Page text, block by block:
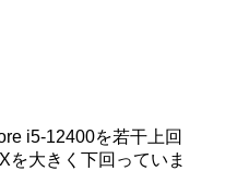
i5-12400を若干上回
を大きく下回っていま